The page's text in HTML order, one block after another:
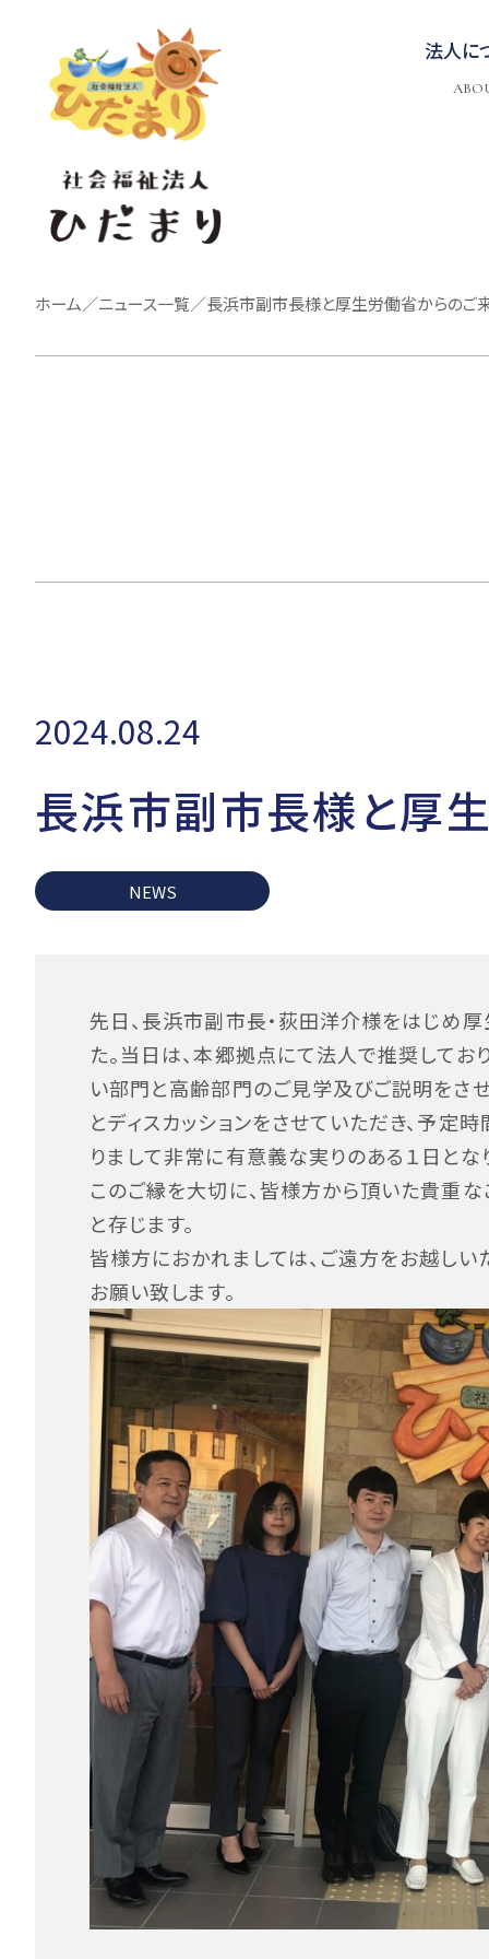
法人に
ホーム／ニュース一覧／長浜市副市長様と厚生労働省からのご
2024.08.24
長浜市副市長様と厚
NEWS
先日、長浜市副市長・荻田洋介様をはじめ
た。当日は、本郷拠点にて法人で推奨してお
い部門と高齢部門のご見学及びご説明をさ
とディスカッションをさせていただき、予定
りまして非常に有意義な実りのある１日とな
このご縁を大切に、皆様方から頂いた貴重
と存じます。
皆様方におかれましては、ご遠方をお越しい
お願い致します。